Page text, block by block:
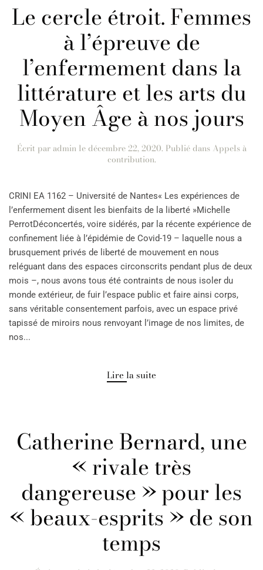
Le cercle étroit. Femmes
à l’épreuve de
l’enfermement dans la
littérature et les arts du
Moyen Âge à nos jours
Écrit paradmin ledécembre 22, 2020. Publié dans Appels à
contribution.
CRINI EA 1162 – Université de Nantes« Les expériences de
l’enfermement disent les bienfaits de la liberté »Michelle
PerrotDéconcertés, voire sidérés, par la récente expérience de
confinement liée à l’épidémie de Covid-19 – laquelle nous a
brusquement privés de liberté de mouvement en nous
reléguant dans des espaces circonscrits pendant plus de deux
mois –, nous avons tous été contraints de nous isoler du
monde extérieur, de fuir l’espace public et faire ainsi corps,
sans véritable consentement parfois, avec un espace privé
tapissé de miroirs nous renvoyant l’image de nos limites, de
nos...
Lire la suite
Catherine Bernard, une
« rivale très
dangereuse » pour les
« beaux-esprits » de son
temps